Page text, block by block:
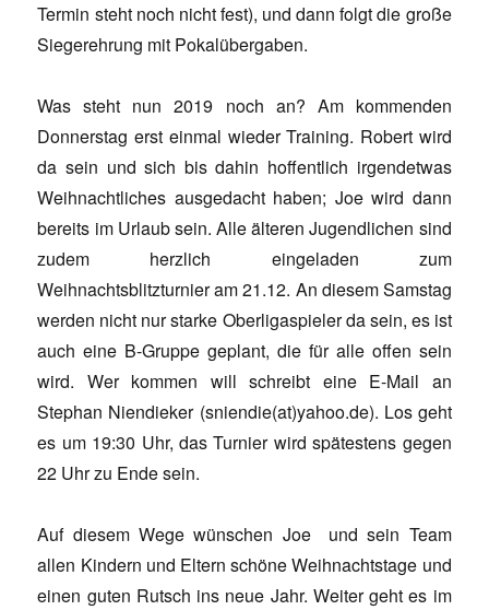
Termin steht noch nicht fest), und dann folgt die große
Siegerehrung mit Pokalübergaben.
Was steht nun 2019 noch an? Am kommenden
Donnerstag erst einmal wieder Training. Robert wird
da sein und sich bis dahin hoffentlich irgendetwas
Weihnachtliches ausgedacht haben; Joe wird dann
bereits im Urlaub sein. Alle älteren Jugendlichen sind
zudem herzlich eingeladen zum
Weihnachtsblitzturnier am 21.12. An diesem Samstag
werden nicht nur starke Oberligaspieler da sein, es ist
auch eine B-Gruppe geplant, die für alle offen sein
wird. Wer kommen will schreibt eine E-Mail an
Stephan Niendieker (sniendie(at)yahoo.de). Los geht
es um 19:30 Uhr, das Turnier wird spätestens gegen
22 Uhr zu Ende sein.
Auf diesem Wege wünschen Joe und sein Team
allen Kindern und Eltern schöne Weihnachtstage und
einen guten Rutsch ins neue Jahr. Weiter geht es im